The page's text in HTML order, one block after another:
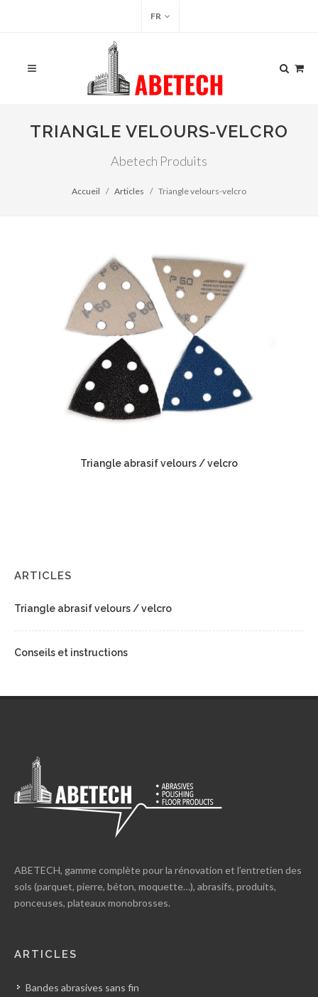
FR
TRIANGLE VELOURS-VELCRO
Abetech Produits
Accueil Articles Triangle velours-velcro
Triangle abrasif velours / velcro
ARTICLES
Triangle abrasif velours / velcro
Conseils et instructions
ABETECH, gamme complète pour la rénovation et l’entretien des
sols (parquet, pierre, béton, moquette…), abrasifs, produits,
ponceuses, plateaux monobrosses.
ARTICLES
Bandes abrasives sans fin